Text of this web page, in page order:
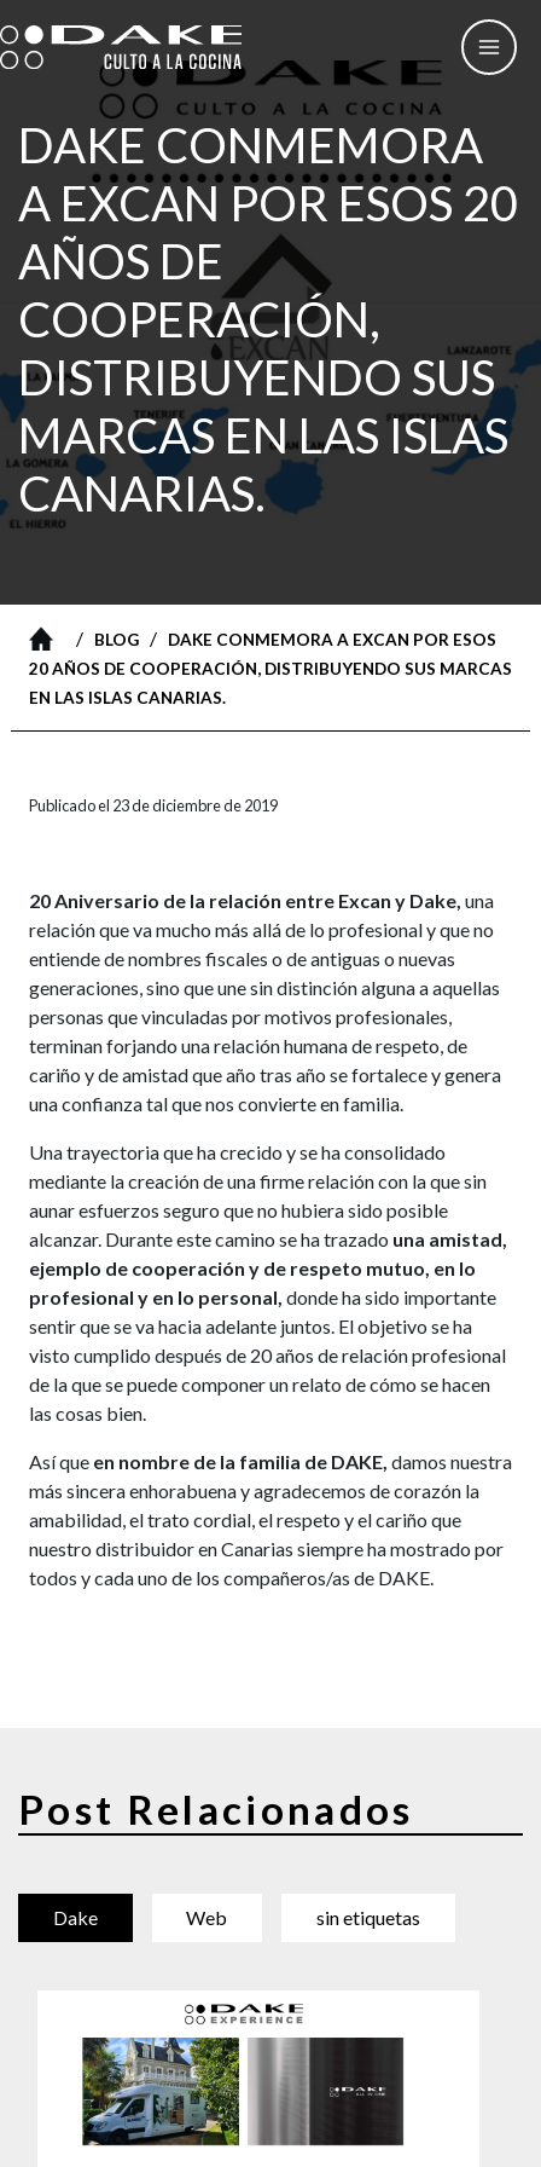
al
contenido
DAKE CONMEMORA
A EXCAN POR ESOS 20
AÑOS DE
COOPERACIÓN,
DISTRIBUYENDO SUS
MARCAS EN LAS ISLAS
CANARIAS.
/ BLOG/
DAKE CONMEMORA A EXCAN POR ESOS
20 AÑOS DE COOPERACIÓN, DISTRIBUYENDO SUS MARCAS
EN LAS ISLAS CANARIAS.
Publicado el 23 de diciembre de 2019
20 Aniversario de la relación entre Excan y Dake, una
relación que va mucho más allá de lo profesional y que no
entiende de nombres fiscales o de antiguas o nuevas
generaciones, sino que une sin distinción alguna a aquellas
personas que vinculadas por motivos profesionales,
terminan forjando una relación humana de respeto, de
cariño y de amistad que año tras año se fortalece y genera
una confianza tal que nos convierte en familia.
Una trayectoria que ha crecido y se ha consolidado
mediante la creación de una firme relación con la que sin
aunar esfuerzos seguro que no hubiera sido posible
alcanzar. Durante este camino se ha trazado una amistad,
ejemplo de cooperación y de respeto mutuo, en lo
profesional y en lo personal, donde ha sido importante
sentir que se va hacia adelante juntos. El objetivo se ha
visto cumplido después de 20 años de relación profesional
de la que se puede componer un relato de cómo se hacen
las cosas bien.
Así que en nombre de la familia de DAKE, damos nuestra
más sincera enhorabuena y agradecemos de corazón la
amabilidad, el trato cordial, el respeto y el cariño que
nuestro distribuidor en Canarias siempre ha mostrado por
todos y cada uno de los compañeros/as de DAKE.
Post Relacionados
Dake Web sin etiquetas